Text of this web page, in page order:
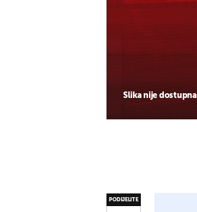
Slika nije dostupna
PODIJELITE